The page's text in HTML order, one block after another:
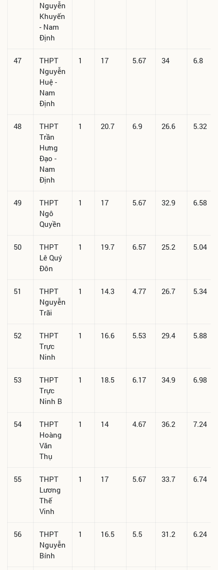
Nguyễn
Khuyến
- Nam
Định
47
THPT
Nguyễn
Huệ -
Nam
Định
1 17 5.67 34 6.8
48
THPT
Trần
Hưng
Đạo -
Nam
Định
1 20.7 6.9 26.6 5.32
49
THPT
Ngô
Quyền
1 17 5.67 32.9 6.58
50
THPT
Lê Quý
Đôn
1 19.7 6.57 25.2 5.04
51
THPT
Nguyễn
Trãi
1 14.3 4.77 26.7 5.34
52
THPT
Trực
Ninh
1 16.6 5.53 29.4 5.88
53
THPT
Trực
Ninh B
1 18.5 6.17 34.9 6.98
54
THPT
Hoàng
Văn
Thụ
1 14 4.67 36.2 7.24
55
THPT
Lương
Thế
Vinh
1 17 5.67 33.7 6.74
56
THPT
Nguyễn
Bính
1 16.5 5.5 31.2 6.24